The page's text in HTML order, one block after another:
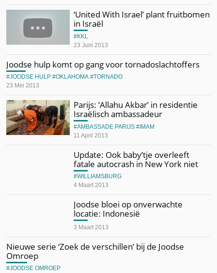
‘United With Israel’ plant fruitbomen
in Israël
23 Juni 2013
KKL
Joodse hulp komt op gang voor tornadoslachtoffers
23 Mei 2013
JOODSE HULP OKLAHOMA TORNADO
Parijs: ‘Allahu Akbar’ in residentie
Israëlisch ambassadeur
11 April 2013
AMBASSADE PARIJS IMAM
Update: Ook baby’tje overleeft
fatale autocrash in New York niet
4 Maart 2013
WILLIAMSBURG
Joodse bloei op onverwachte
locatie: Indonesië
3 Maart 2013
Nieuwe serie ‘Zoek de verschillen’ bij de Joodse
Omroep
JOODSE OMROEP